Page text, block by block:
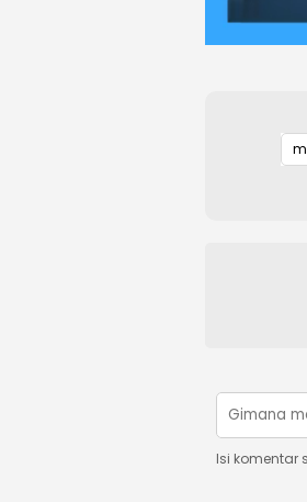
Isi komentar